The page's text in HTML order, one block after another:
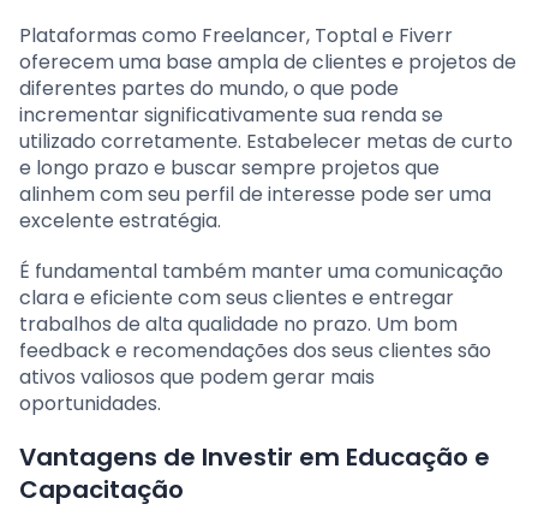
Plataformas como Freelancer, Toptal e Fiverr
oferecem uma base ampla de clientes e projetos de
diferentes partes do mundo, o que pode
incrementar significativamente sua renda se
utilizado corretamente. Estabelecer metas de curto
e longo prazo e buscar sempre projetos que
alinhem com seu perfil de interesse pode ser uma
excelente estratégia.
É fundamental também manter uma comunicação
clara e eficiente com seus clientes e entregar
trabalhos de alta qualidade no prazo. Um bom
feedback e recomendações dos seus clientes são
ativos valiosos que podem gerar mais
oportunidades.
Vantagens de Investir em Educação e
Capacitação